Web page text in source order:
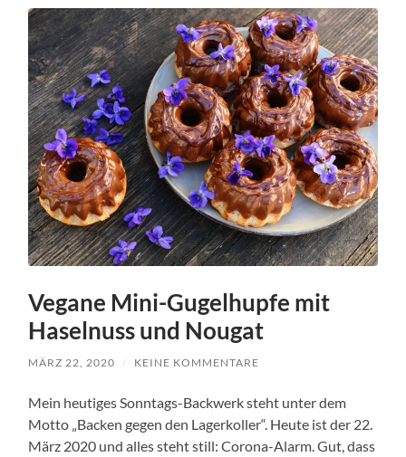
Vegane Mini-Gugelhupfe mit
Haselnuss und Nougat
MÄRZ 22, 2020 / KEINE KOMMENTARE
Mein heutiges Sonntags-Backwerk steht unter dem
Motto „Backen gegen den Lagerkoller“. Heute ist der 22.
März 2020 und alles steht still: Corona-Alarm. Gut, dass